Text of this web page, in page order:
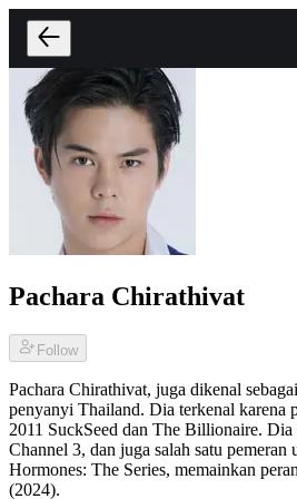
Pachara Chirathivat
Follow
Pachara Chirathivat, juga dikenal
penyanyi Thailand. Dia terkenal karena
2011 SuckSeed dan The Billionaire. Dia
Channel 3, dan juga salah satu pemeran
Hormones: The Series, memainkan
(2024).